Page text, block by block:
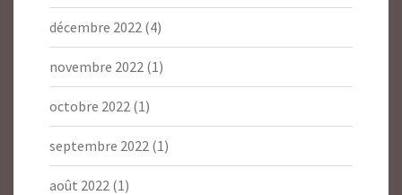
décembre 2022 (4)
novembre 2022 (1)
octobre 2022 (1)
septembre 2022 (1)
août 2022 (1)